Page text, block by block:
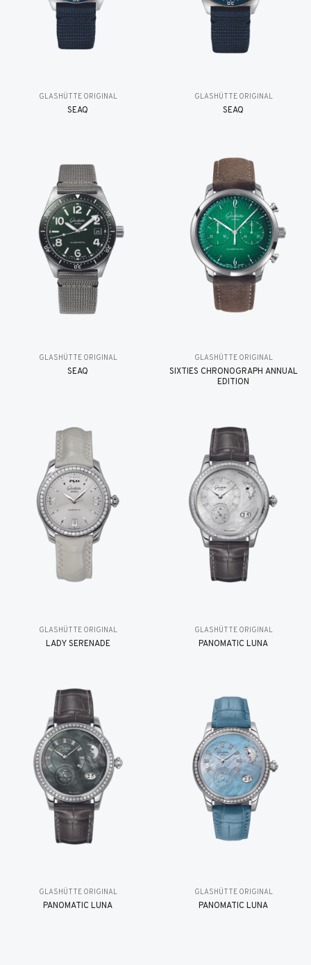
GLASHÜTTE ORIGINAL
SEAQ
GLASHÜTTE ORIGINAL
SEAQ
GLASHÜTTE ORIGINAL
SEAQ
GLASHÜTTE ORIGINAL
SIXTIES CHRONOGRAPH ANNUAL
EDITION
GLASHÜTTE ORIGINAL
LADY SERENADE
GLASHÜTTE ORIGINAL
PANOMATIC LUNA
GLASHÜTTE ORIGINAL
PANOMATIC LUNA
GLASHÜTTE ORIGINAL
PANOMATIC LUNA